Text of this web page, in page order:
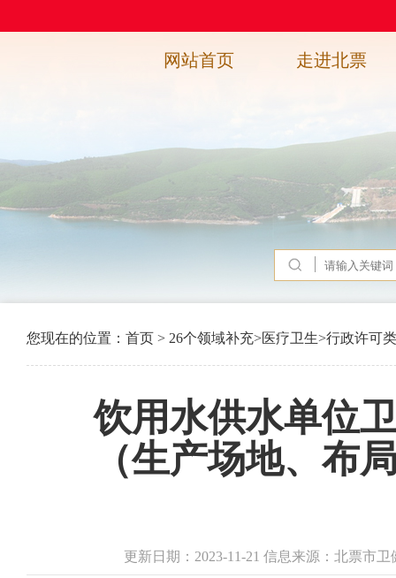
网站首页 走进北票
您现在的位置： 首页 > 26个领域补充>医疗卫生>行政许可
饮用水供水单位
（生产场地、布
更新日期：2023-11-21 信息来源：北票市